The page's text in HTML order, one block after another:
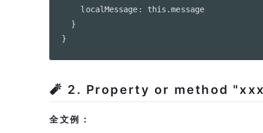
    localMessage: this.message
  }
🧨 2. Property or method
全文例：